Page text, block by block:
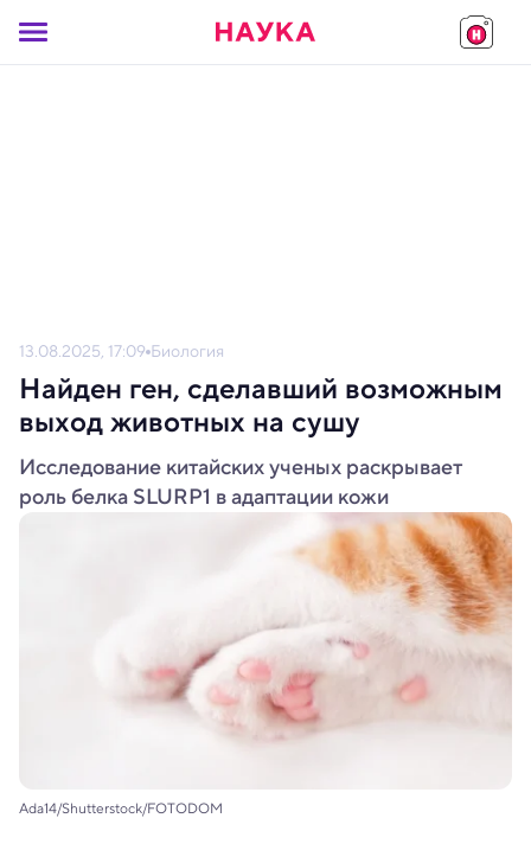
13.08.2025, 17:09 Биология
Найден ген, сделавший возможным
выход животных на сушу
Исследование китайских ученых раскрывает
роль белка SLURP1 в адаптации кожи
Ada14/Shutterstock/FOTODOM